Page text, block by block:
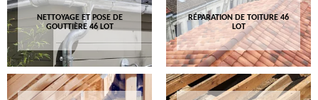
NETTOYAGE ET POSE DE
GOUTTIÈRE 46 LOT
RÉPARATION DE TOITURE 46
LOT